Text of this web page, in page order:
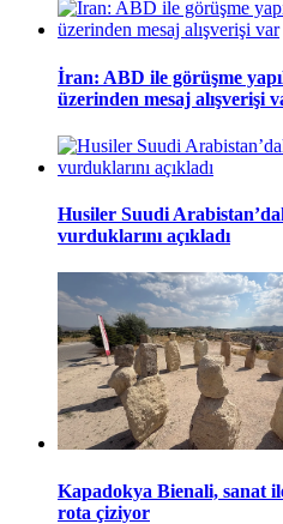
İran: ABD ile görüşme
üzerinden mesaj alışverişi
Husiler Suudi
vurduklarını açıkladı
Kapadokya Bienali, sanat
rota çiziyor